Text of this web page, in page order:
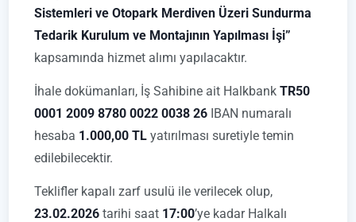
Sistemleri ve Otopark Merdiven Üzeri Sundurma
Tedarik Kurulum ve Montajının Yapılması İşi”
kapsamında hizmet alımı yapılacaktır.
İhale dokümanları, İş Sahibine ait HalkbankTR50
0001 2009 8780 0022 0038 26 IBAN numaralı
hesaba 1.000,00 TL yatırılması suretiyle temin
edilebilecektir.
Teklifler kapalı zarf usulü ile verilecek olup,
23.02.2026 tarihi saat 17:00’ye kadar Halkalı